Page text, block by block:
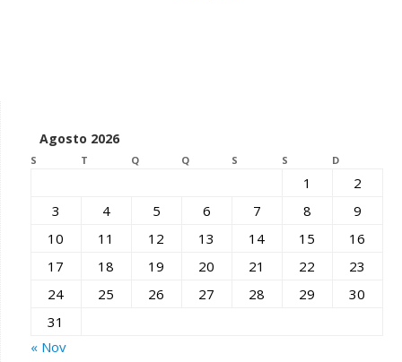
Agosto 2026
S T Q Q S S D
1
2
3
4 5 6 7 8
9
10
11 12 13 14 15
16
17
18 19 20 21 22
23
24
25 26 27 28 29
30
31
« Nov